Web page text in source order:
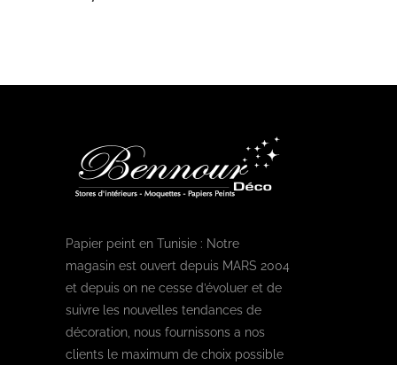
Papier peint en Tunisie : Notre
magasin est ouvert depuis MARS 2004
et depuis on ne cesse d’évoluer et de
suivre les nouvelles tendances de
décoration, nous fournissons a nos
clients le maximum de choix possible